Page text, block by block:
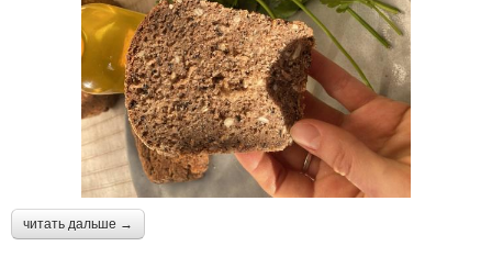
читать дальше →